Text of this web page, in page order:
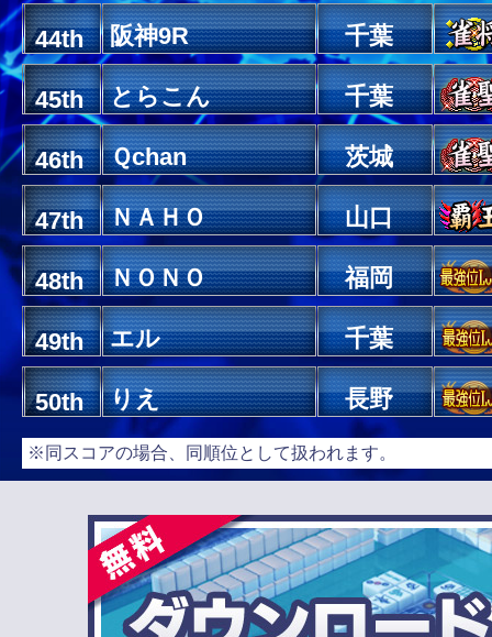
44th 阪神9R 千葉
45th とらこん 千葉
46th Ｑchan 茨城
47th ＮＡＨＯ 山口
48th ＮＯＮＯ 福岡
49th エル 千葉
50th りえ 長野
※同スコアの場合、同順位として扱われます。